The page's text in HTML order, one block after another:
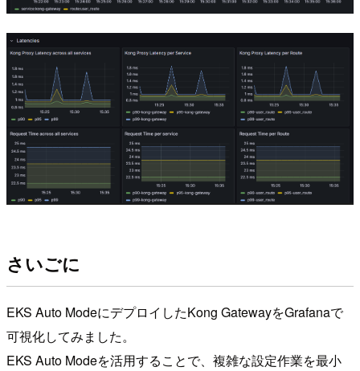
さいごに
EKS Auto ModeにデプロイしたKong GatewayをGrafanaで
可視化してみました。
EKS Auto Modeを活用することで、複雑な設定作業を最小